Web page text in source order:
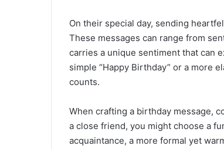
On their special day, sending
These messages can range from
carries a unique sentiment that can
simple “Happy Birthday” or a more
counts.
When crafting a birthday message,
a close friend, you might choose a
acquaintance, a more formal yet